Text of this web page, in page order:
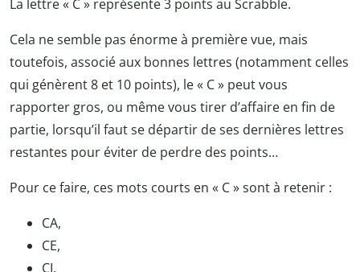
La lettre « C » représente 3 points au Scrabble.
Cela ne semble pas énorme à première vue, mais
toutefois, associé aux bonnes lettres (notamment celles
qui génèrent 8 et 10 points), le « C » peut vous
rapporter gros, ou même vous tirer d’affaire en fin de
partie, lorsqu’il faut se départir de ses dernières lettres
restantes pour éviter de perdre des points…
Pour ce faire, ces mots courts en « C » sont à retenir :
CA,
CE,
CI,